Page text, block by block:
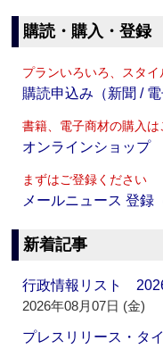
購読・購入・登録
プランいろいろ、スタ
購読申込み（新聞 / 電
書籍、電子商材の購入は
オンラインショップ
まずはご登録ください
メールニュース 登録
新着記事
行政情報リスト
2026年08月07日 (金)
プレスリリース・タ